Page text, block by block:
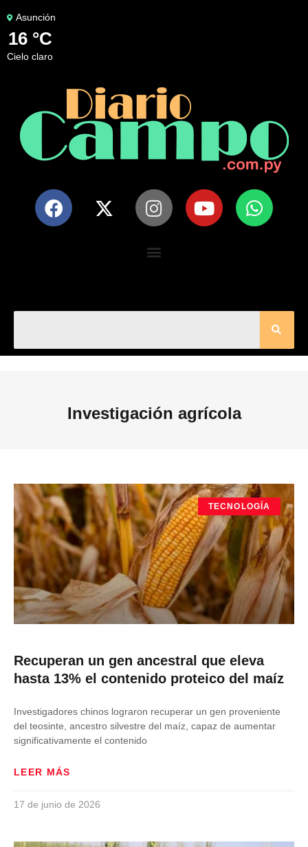
Asunción
16 °C
cielo claro
Investigación agrícola
TECNOLOGÍA
Recuperan un gen ancestral que eleva
hasta 13% el contenido proteico del maíz
Investigadores chinos lograron recuperar un gen proveniente
del teosinte, ancestro silvestre del maíz, capaz de aumentar
significativamente el contenido
LEER MÁS
17 de junio de 2026